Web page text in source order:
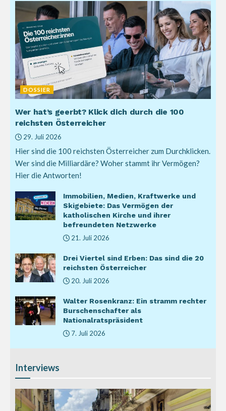
DOSSIER
Wer hat’s geerbt? Klick dich durch die 100
reichsten Österreicher
29. Juli 2026
Hier sind die 100 reichsten Österreicher zum Durchklicken.
Wer sind die Milliardäre? Woher stammt ihr Vermögen?
Hier die Antworten!
Immobilien, Medien, Kraftwerke und
Skigebiete: Das Vermögen der
katholischen Kirche und ihrer
befreundeten Netzwerke
21. Juli 2026
Drei Viertel sind Erben: Das sind die 20
reichsten Österreicher
20. Juli 2026
Walter Rosenkranz: Ein stramm rechter
Burschenschafter als
Nationalratspräsident
7. Juli 2026
Interviews